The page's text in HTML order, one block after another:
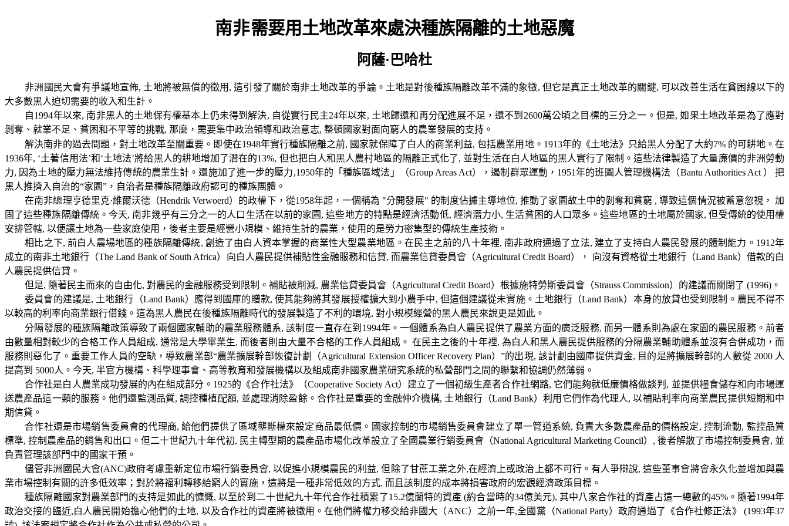
南非需要用土地改革來處決種族隔離的土地惡魔
阿薩·巴哈杜
非洲國民大會有爭議地宣佈, 土地將被無償的徵用 ,這引發了關於南非土地改革的爭論。土地是對後種族隔離改革不滿的象徵, 但它是真正土地改革的關鍵,可以改善生活在貧困線以下的
大多數黑人迫切需要的收入和生計。
自1994年以來, 南非黑人的土地保有權基本上仍未得到解決, 自從實行民主24年以來, 土地歸還和再分配進展不足，還不到 2600萬公頃之目標的三分之一。但是,如果土地改革是為了應對
剝奪、就業不足、貧困和不平等的挑戰, 那麼，需要集中政治領導和政治意志, 整頓國家對面向窮人的農業發展的支持。
解決南非的過去問題，對土地改革至關重要。即使在1948年實行種族隔離之前, 國家就保障了白人的商業利益,包括農業用地。 1913年的《土地法》只給黑人分配了大約7% 的可耕地。在
1936年, ‘土著信用法’和‘土地法’將給黑人的耕地增加了潛在的13%, 但也把白人和黑人農村地區的隔離正式化了, 並對生活在白人地區的黑人實行了限制。這些法律製造了大量廉價的非洲勞動
力, 因為土地的壓力無法維持傳統的農業生計。還施加了進一步的壓力,1950年的「種族區域法」（Group Areas Act），遏制群眾運動， 1951年的班圖人管理機構法（Bantu Authorities Act ） 把
黑人推擠入自治的“家園”，自治者是種族隔離政府認可的種族團體。
在南非總理亨德里克·維爾沃德（Hendrik Verwoerd）的政權下，從1958年起，一個稱為 "分開發展" 的制度佔據主導地位,推動了家園故土中的剝奪和貧窮 ,導致這個情況被蓄意忽視， 加
固了這些種族隔離傳統。今天, 南非幾乎有三分之一的人口生活在以前的家園 ,這些地方的特點是經濟活動低, 經濟潛力小, 生活貧困的人口眾多。這些地區的土地屬於國家,但受傳統的使用權
安排管轄, 以便讓土地為一些家庭使用，後者主要是經營小規模、維持生計的農業，使用的是勞力密集型的傳統生產技術。
相比之下,前白人農場地區的種族隔離傳統, 創造了由白人資本掌握的商業性大型農業地區。在民主之前的八十年裡, 南非政府通過了立法, 建立了支持白人農民發展的體制能力。 1912年
成立的南非土地銀行（The Land Bank of South Africa）向白人農民提供補貼性金融服務和信貸, 而農業信貸委員會（Agricultural Credit Board）， 向沒有資格從土地銀行（Land Bank）借款的白
人農民提供信貸。
但是, 隨著民主而來的自由化,對農民的金融服務受到限制。補貼被削減, 農業信貸委員會（Agricultural Credit Board）根據施特勞斯委員會（Strauss Commission）的建議而關閉了 (1996) 。
委員會的建議是, 土地銀行（Land Bank）應得到國庫的贈款, 使其能夠將其發展授權擴大到小農手中, 但這個建議從未實施。土地銀行（Land Bank）本身的放貸也受到限制。農民不得不
以較高的利率向商業銀行借錢。這為黑人農民在後種族隔離時代的發展製造了不利的環境, 對小規模經營的黑人農民來說更是如此。
分隔發展的種族隔離政策導致了兩個國家輔助的農業服務體系,該制度一直存在到 1994年。一個體系為白人農民提供了農業方面的廣泛服務, 而另一體系則為處在家園的農民服務。前者
由數量相對較少的合格工作人員組成, 通常是大學畢業生, 而後者則由大量不合格的工作人員組成。 在民主之後的十年裡, 為白人和黑人農民提供服務的分隔農業輔助體系並沒有合併成功，而
服務則惡化了。重要工作人員的空缺，導致農業部“農業擴展幹部恢復計劃（Agricultural Extension Officer Recovery Plan）”的出現, 該計劃由國庫提供資金, 目的是將擴展幹部的人數從2000 人
提高到 5000人。今天, 半官方機構、科學理事會、高等教育和發展機構以及組成南非國家農業研究系統的私營部門之間的聯繫和協調仍然薄弱。
合作社是白人農業成功發展的內在組成部分。 1925的《合作社法》（Cooperative Society Act）建立了一個初級生產者合作社網路, 它們能夠就低廉價格做談判 , 並提供糧食儲存和向市場運
送農產品這一類的服務。他們還監測品質,調控種植配額, 並處理消除盈餘。合作社是重要的金融仲介機構, 土地銀行（Land Bank）利用它們作為代理人,以補貼利率向商業農民提供短期和中
期信貸。
合作社還是市場銷售委員會的代理商,給他們提供了區域壟斷權來設定商品最低價。國家控制的市場銷售委員會建立了單一管道系統, 負責大多數農產品的價格設定, 控制流動, 監控品質
標準, 控制農產品的銷售和出口。但二十世紀九十年代初, 民主轉型期的農產品市場化改革設立了全國農業行銷委員會（National Agricultural Marketing Council） , 後者解散了市場控制委員會, 並
負責管理該部門中的國家干預。
儘管非洲國民大會(ANC)政府考慮重新定位市場行銷委員會, 以促進小規模農民的利益,但除了甘蔗工業之外,在經濟上或政治上都不可行。有人爭辯說,這些董事會將會永久化並增加與農
業市場控制有關的許多低效率；對於將福利轉移給窮人的實施，這將是一種非常低效的方式, 而且該制度的成本將損害政府的宏觀經濟政策目標。
種族隔離國家對農業部門的支持是如此的慷慨,以至於到二十世紀九十年代合作社積累了15.2億蘭特的資產 (約合當時的34億美元),其中八家合作社的資產占這一總數的45%。隨著1994年
政治交接的臨近,白人農民開始擔心他們的土地, 以及合作社的資產將被徵用。在他們將權力移交給非國大（ANC）之前一年,全國黨（National Party）政府通過了《合作社修正法》 (1993年37